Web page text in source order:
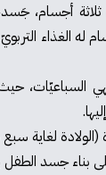
ثلاثة
الغذاء
فهي
لغاية
بناء جسد